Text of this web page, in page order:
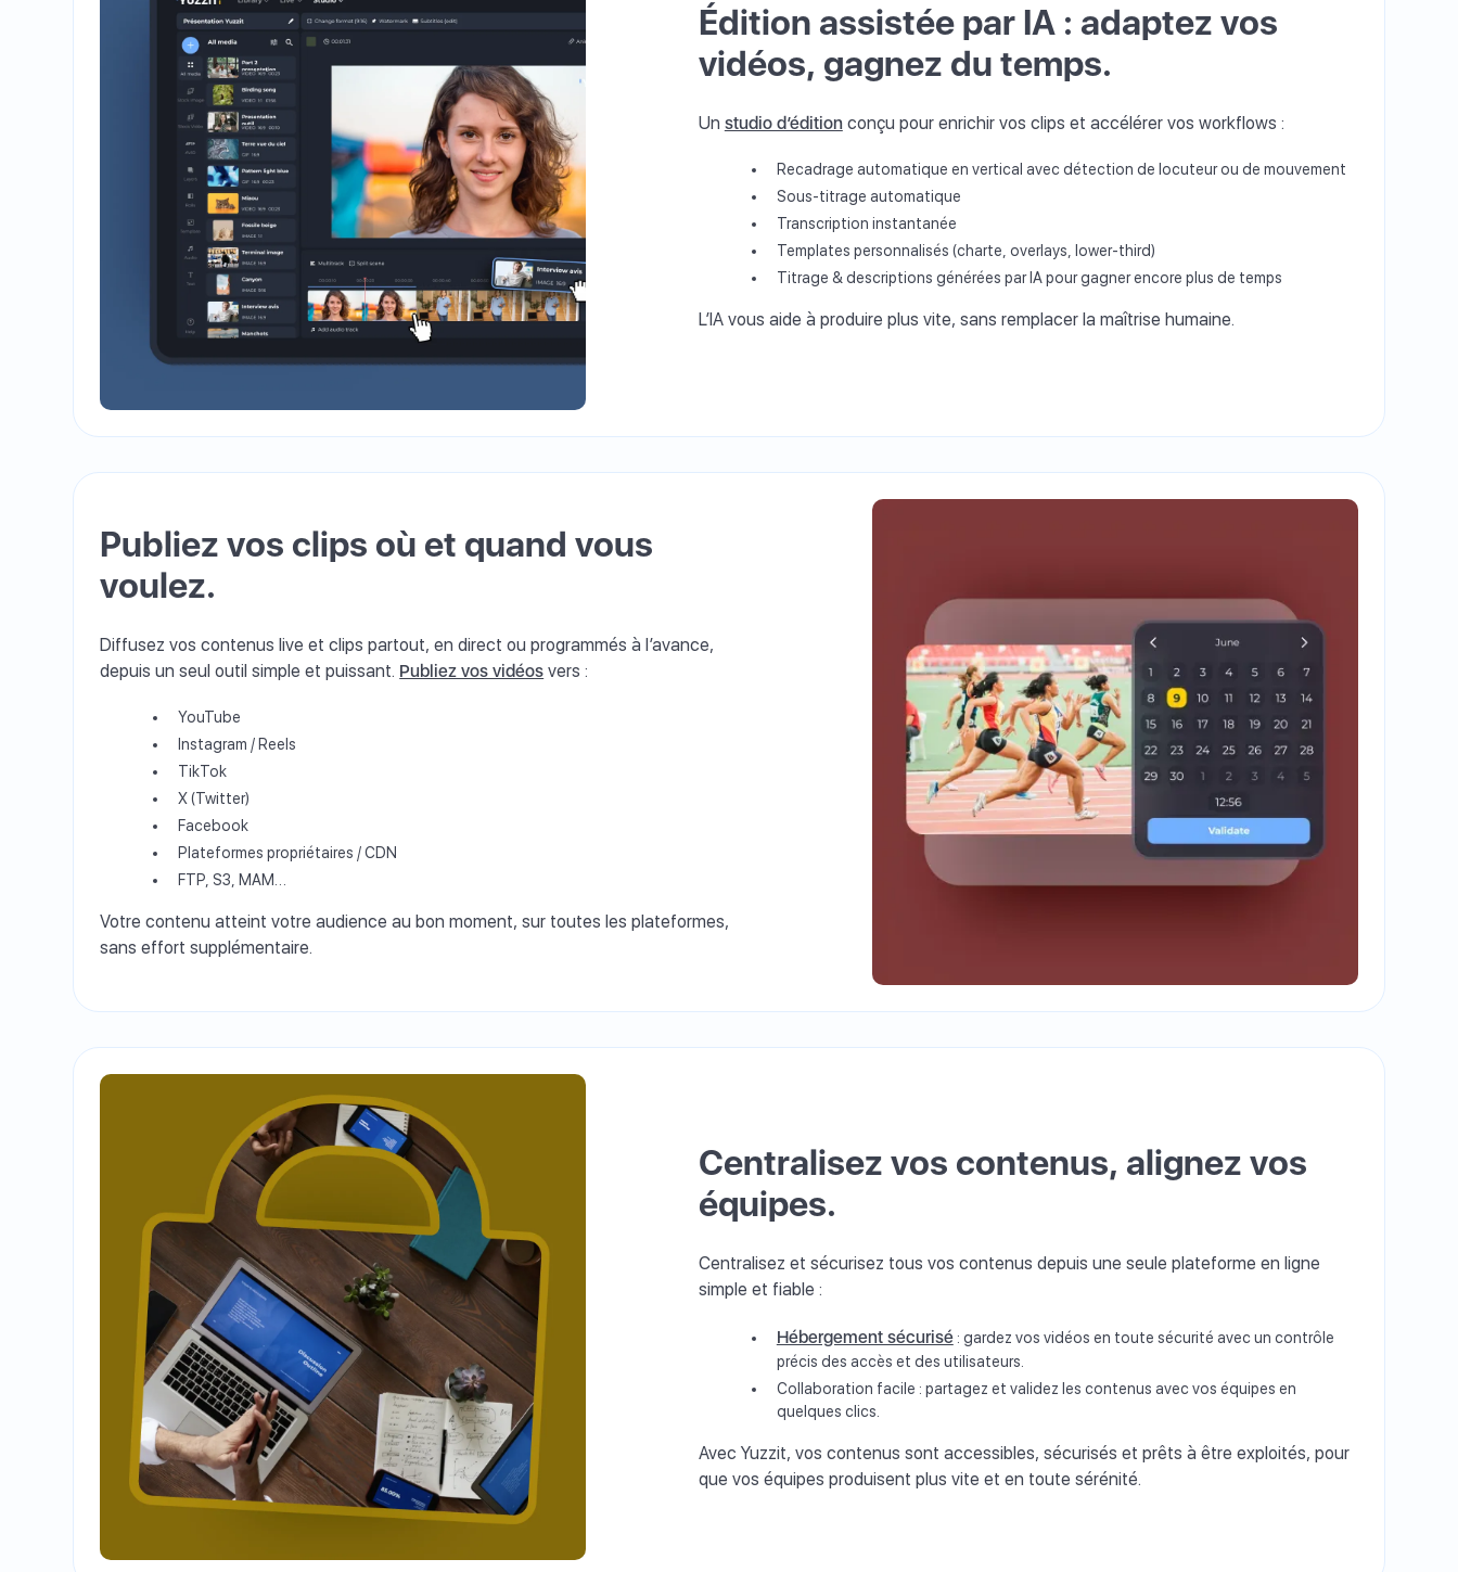
Édition assistée par IA : adaptez vos
vidéos, gagnez du temps.
Un studio d’éditionconçu pour enrichir vos clips et accélérer vos workflows :
Recadrage automatique en vertical avec détection de locuteur ou de mouvement
Sous-titrage automatique
Transcription instantanée
Templates personnalisés (charte, overlays, lower-third)
Titrage & descriptions générées par IA pour gagner encore plus de temps
L’IA vous aide à produire plus vite, sans remplacer la maîtrise humaine.
Publiez vos clips où et quand vous
voulez.
Diffusez vos contenus live et clips partout, en direct ou programmés à l’avance,
depuis un seul outil simple et puissant. Publiez vos vidéos vers :
YouTube
Instagram / Reels
TikTok
X (Twitter)
Facebook
Plateformes propriétaires / CDN
FTP, S3, MAM…
Votre contenu atteint votre audience au bon moment, sur toutes les plateformes,
sans effort supplémentaire.
Centralisez vos contenus, alignez vos
équipes.
Centralisez et sécurisez tous vos contenus depuis une seule plateforme en ligne
simple et fiable :
Hébergement sécurisé: gardez vos vidéos en toute sécurité avec un contrôle
précis des accès et des utilisateurs.
Collaboration facile : partagez et validez les contenus avec vos équipes en
quelques clics.
Avec Yuzzit, vos contenus sont accessibles, sécurisés et prêts à être exploités, pour
que vos équipes produisent plus vite et en toute sérénité.